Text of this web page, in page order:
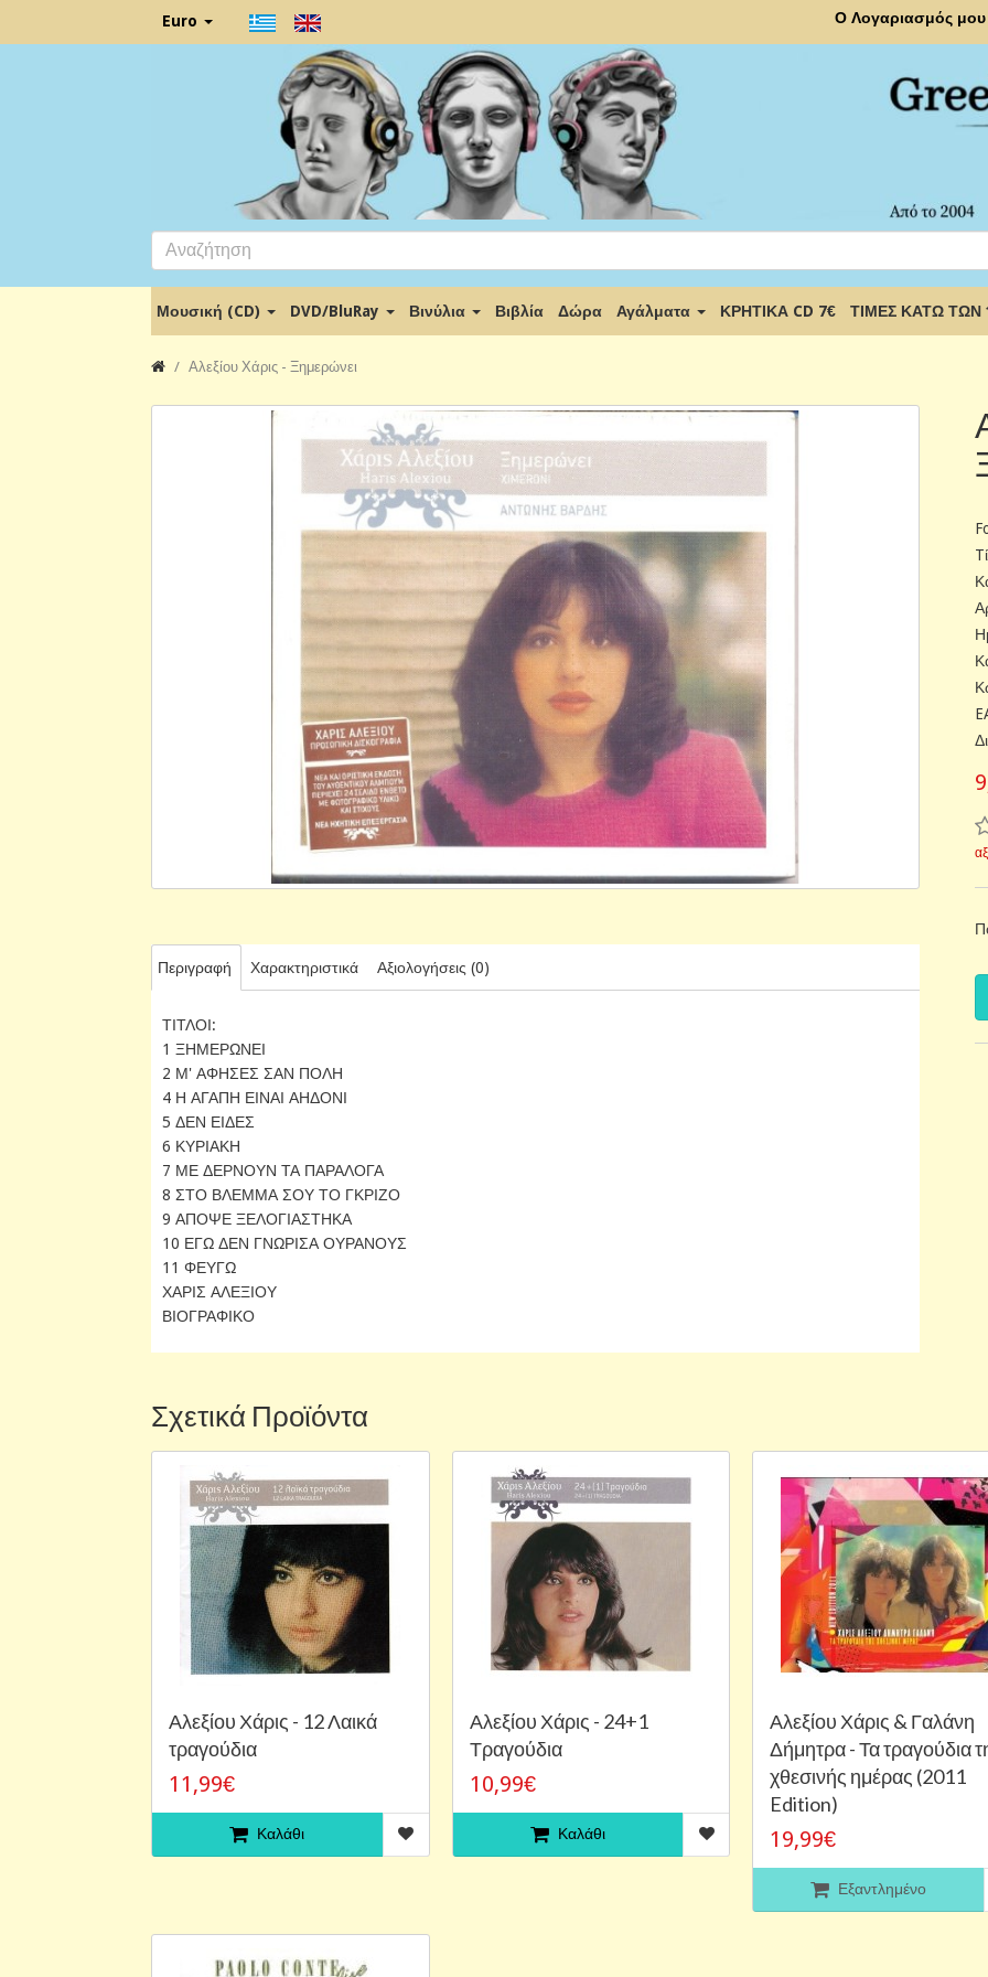
Euro Ο Λογαριασμός μου
Μουσική (CD) DVD/BluRay Βινύλια Βιβλία Δώρα Αγάλματα ΚΡΗΤΙΚΑ CD 7€ ΤΙΜΕΣ ΚΑΤΩ ΤΩΝ
Αλεξίου Χάρις - Ξημερώνει
Περιγραφή Χαρακτηριστικά Αξιολογήσεις (0)
ΤΙΤΛΟΙ:
1 ΞΗΜΕΡΩΝΕΙ
2 Μ' ΑΦΗΣΕΣ ΣΑΝ ΠΟΛΗ
4 Η ΑΓΑΠΗ ΕΙΝΑΙ ΑΗΔΟΝΙ
5 ΔΕΝ ΕΙΔΕΣ
6 ΚΥΡΙΑΚΗ
7 ΜΕ ΔΕΡΝΟΥΝ ΤΑ ΠΑΡΑΛΟΓΑ
8 ΣΤΟ ΒΛΕΜΜΑ ΣΟΥ ΤΟ ΓΚΡΙΖΟ
9 ΑΠΟΨΕ ΞΕΛΟΓΙΑΣΤΗΚΑ
10 ΕΓΩ ΔΕΝ ΓΝΩΡΙΣΑ ΟΥΡΑΝΟΥΣ
11 ΦΕΥΓΩ
ΧΑΡΙΣ ΑΛΕΞΙΟΥ
ΒΙΟΓΡΑΦΙΚΟ
Σχετικά Προϊόντα
Αλεξίου Χάρις - 12 Λαικά
τραγούδια
11,99€
Καλάθι
Αλεξίου Χάρις - 24+1
Τραγούδια
10,99€
Καλάθι
Αλεξίου Χάρις & Γαλάνη
Δήμητρα - Τα τραγούδια
χθεσινής ημέρας (2011
Edition)
19,99€
Εξαντλημένο